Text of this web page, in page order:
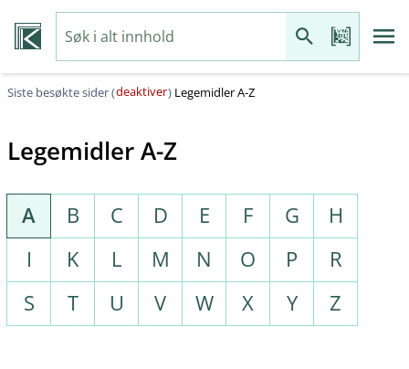
Siste besøkte sider (deaktiver) Legemidler A-Z
Legemidler A-Z
A B C D E F G
H
I
K L M N O P
R
S
T U V W X Y Z